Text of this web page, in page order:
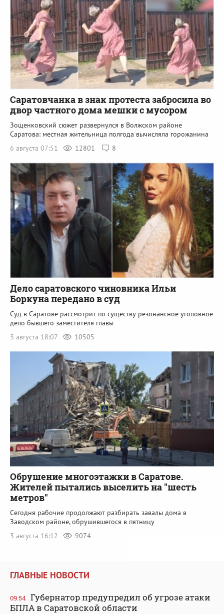
Саратовчанка в знак протеста забросила во
двор частного дома мешки с мусором
Зощенковский сюжет развернулся в Волжском районе
Саратова: местная жительница полгода вычисляла горожанина
6 августа 07:51
12801 8
Дело саратовского чиновника Ильи
Боркуна передано в суд
Суд в Саратове рассмотрит по существу резонансное уголовное
дело бывшего заместителя главы
3 августа 18:07
10505
Обрушение многоэтажки в Саратове.
Жителей пытались выселить на "шесть
метров"
Сегодня рабочие продолжают разбирать завалы дома в
Заводском районе, обрушившегося в пятницу
3 августа 16:12
9074
ГЛАВНЫЕ НОВОСТИ
09:54 Губернатор предупредил об угрозе атаки
БПЛА в Саратовской области